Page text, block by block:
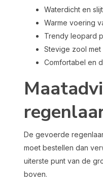
Waterdicht en
Warme voering
Trendy leopard
Stevige zool
Comfortabel en
De gevoerde
moet bestellen dan
uiterste punt van de
boven.